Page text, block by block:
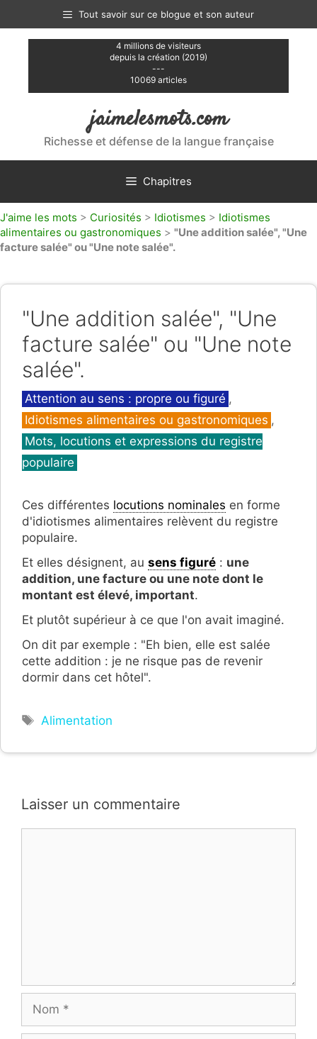
contenu
Tout savoir sur ce blogue et son auteur
4 millions de visiteurs
depuis la création (2019)
---
10069 articles
jaimelesmots.com
Richesse et défense de la langue française
Chapitres
J'aime les mots > Curiosités > Idiotismes > Idiotismes
alimentaires ou gastronomiques > "Une addition salée", "Une
facture salée" ou "Une note salée".
"Une addition salée", "Une
facture salée" ou "Une note
salée".
Catégories
Attention au sens : propre ou figuré ,
Idiotismes alimentaires ou gastronomiques ,
Mots, locutions et expressions du registre
populaire
Ces différentes locutions nominales en forme
d'idiotismes alimentaires relèvent du registre
populaire.
Et elles désignent, au sens figuré : une
addition, une facture ou une note dont le
montant est élevé, important.
Et plutôt supérieur à ce que l'on avait imaginé.
On dit par exemple : "Eh bien, elle est salée
cette addition : je ne risque pas de revenir
dormir dans cet hôtel".
Étiquettes
Alimentation
Laisser un commentaire